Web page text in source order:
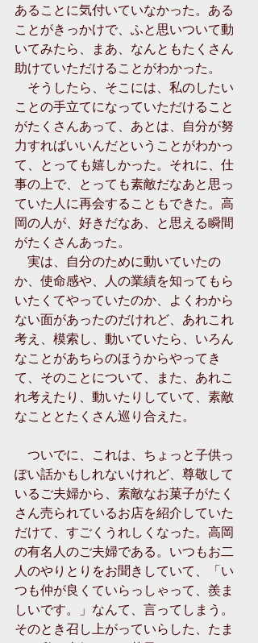
あることに気付いていなかった。ある
ことがきっかけで、ふと思いついて動
いてみたら、まあ、なんともたくさん
助けていただけることがわかった。
そうしたら、そこには、私のしたい
ことの手立てになっていただけること
がたくさんあって、あとは、自分が努
力すればいいんだということがわかっ
て、とっても嬉しかった。それに、仕
事の上で、とっても素敵だなあと思っ
ていた人に再会することもできた。高
岡の人が、好きだなあ、と思える瞬間
がたくさんあった。
実は、自分のために動いていたの
か、使命感や、人の業績を知ってもら
いたくてやっていたのか、よくわから
ない面があったのだけれど、あれこれ
考え、模索し、動いていたら、いろん
なことがあちらのほうからやってき
て、そのことについて、また、あれこ
れ考えたり、動いたりしていて、素敵
なこととたくさん巡り合えた。
ついでに、これは、ちょっと子供っ
ぽい話かもしれないけれど、尊敬して
いるご夫婦から、素敵なお菓子がたく
さん売られているお店を紹介していた
だけて、すごくうれしくなった。高岡
の有名人のご夫婦である。いつもお二
人のやりとりをお聞きしていて、「い
つも仲が良くていらっしゃって、羨ま
しいです。」なんて、言ってしまう。
そのとき召し上がっていらした、たま